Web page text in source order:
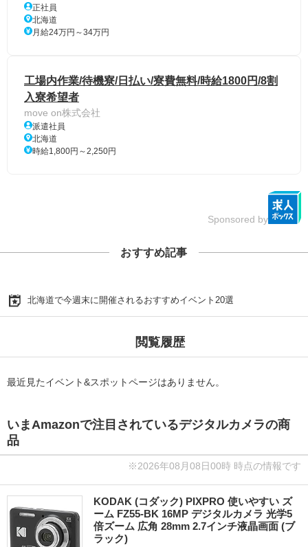
正社員
北海道
月給24万円～34万円
工場内作業/待機寮/日払い/寮費無料/時給1800円/8割
入寮希望者
move on株式会社
派遣社員
北海道
時給1,800円～2,250円
Sponsored by
おすすめ記事
北海道で今週末に開催されるおすすめイベント20選
閲覧履歴
最近見たイベント&スポットページはありません。
いまAmazonで注目されているデジタルカメラの商
品
※2026年08月08日00時 時点の情報です
KODAK (コダック) PIXPRO 使いやすい ズ
ーム FZ55-BK 16MP デジタルカメラ 光学5
倍ズーム 広角 28mm 2.7インチ液晶画面 (ブ
ラック)